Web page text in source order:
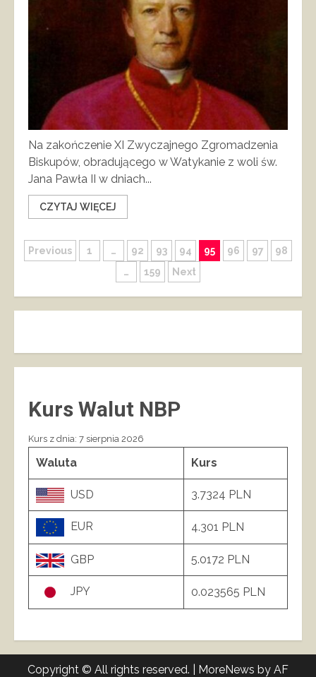
Na zakończenie XI Zwyczajnego Zgromadzenia
Biskupów, obradującego w Watykanie z woli św.
Jana Pawła II w dniach...
CZYTAJ WIĘCEJ
Stronicowanie
Previous 1 … 92 93 94 95 96 97
98
…
159 Next
Kurs Walut NBP
Kurs z dnia: 7 sierpnia 2026
Waluta Kurs
USD 3.7324 PLN
EUR 4.301 PLN
GBP 5.0172 PLN
JPY 0.023565 PLN
Copyright © All rights reserved. MoreNews by AF